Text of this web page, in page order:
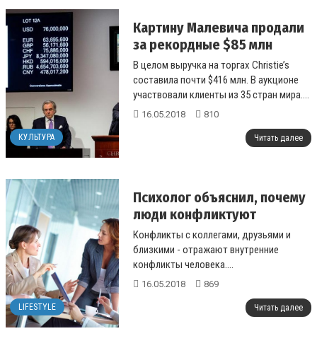
КУЛЬТУРА
Картину Малевича продали
за рекордные $85 млн
В целом выручка на торгах Christie’s
составила почти $416 млн. В аукционе
участвовали клиенты из 35 стран мира....
16.05.2018 810
Читать далее
LIFESTYLE
Психолог объяснил, почему
люди конфликтуют
Конфликты с коллегами, друзьями и
близкими - отражают внутренние
конфликты человека....
16.05.2018 869
Читать далее